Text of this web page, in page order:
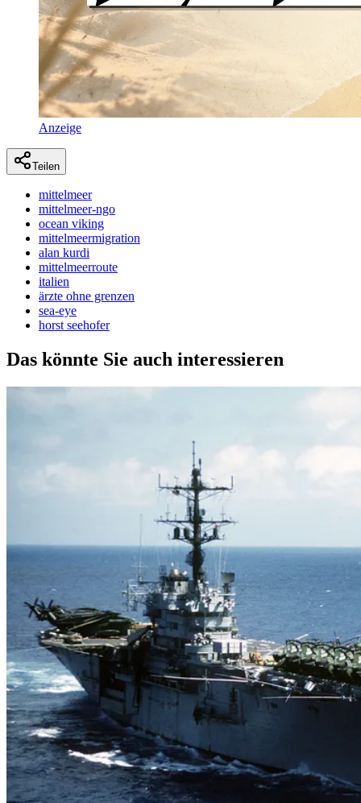
Anzeige
Teilen
mittelmeer
mittelmeer-ngo
ocean viking
mittelmeermigration
alan kurdi
mittelmeerroute
italien
ärzte ohne grenzen
sea-eye
horst seehofer
Das könnte Sie auch interessieren